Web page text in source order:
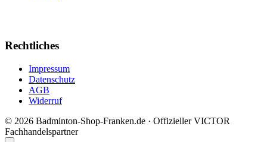
Rechtliches
Impressum
Datenschutz
AGB
Widerruf
© 2026 Badminton-Shop-Franken.de · Offizieller VICTOR
Fachhandelspartner